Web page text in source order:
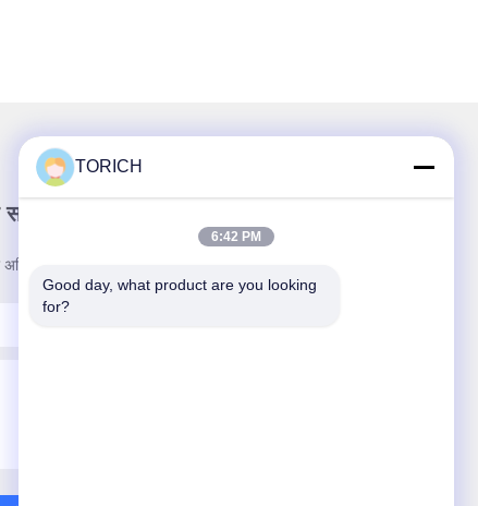
समाचार पत्र
के लिए हमारे न्यूज़लेटर की सदस्यता लें।
TORICH
6:42 PM
Good day, what product are you looking
for?